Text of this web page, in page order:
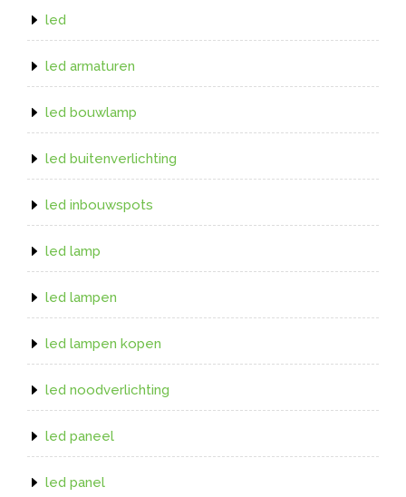
led
led armaturen
led bouwlamp
led buitenverlichting
led inbouwspots
led lamp
led lampen
led lampen kopen
led noodverlichting
led paneel
led panel